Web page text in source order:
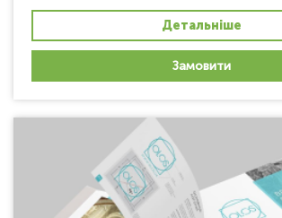
Детальніше
Замовити